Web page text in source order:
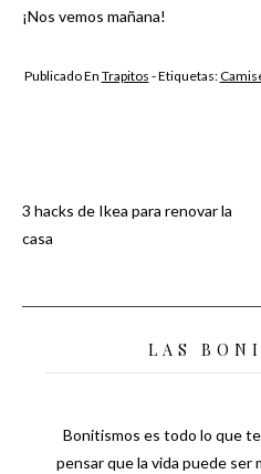
¡Nos vemos mañana!
Publicado En Trapitos - Etiquetas:
Navegación
entradas
3 hacks de Ikea para renovar la
casa
LAS
Bonitismos es todo lo que
pensar que la vida puede ser